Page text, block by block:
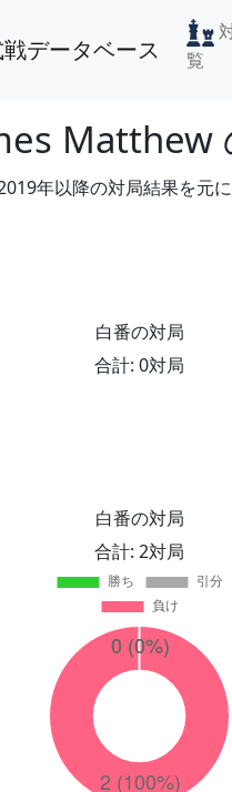
データベース
覧
Matthew
年以降の対局結果を元
白番の対局
合計: 0対局
白番の対局
合計: 2対局